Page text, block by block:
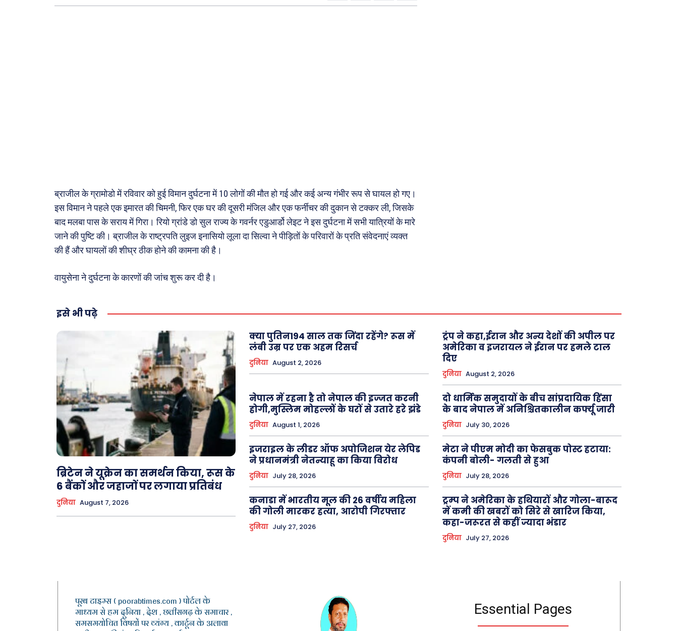
पर्यटन
जानकारी
Tech
Laptops
स्वास्थ्य
कैरियर और शिक्षा
महिला जगत
About Us
ब्राजील के ग्रामोडो में रविवार को हुई विमान दुर्घटना में 10 लोगों की मौत हो गई और कई अन्य गंभीर रूप से घायल हो गए।
इस विमान ने पहले एक इमारत की चिमनी, फिर एक घर की दूसरी मंजिल और एक फर्नीचर की दुकान से टक्कर ली, जिसके
बाद मलबा पास के सराय में गिरा। रियो ग्रांडे डो सुल राज्य के गवर्नर एडुआर्डो लेइट ने इस दुर्घटना में सभी यात्रियों के मारे
जाने की पुष्टि की। ब्राजील के राष्ट्रपति लुइज इनासियो लूला दा सिल्वा ने पीड़ितों के परिवारों के प्रति संवेदनाएं व्यक्त
की हैं और घायलों की शीघ्र ठीक होने की कामना की है।
वायुसेना ने दुर्घटना के कारणों की जांच शुरू कर दी है।
इसे भी पढ़े
ब्रिटेन ने यूक्रेन का समर्थन किया, रूस के
6 बैंकों और जहाजों पर लगाया प्रतिबंध
दुनिया August 7, 2026
क्या पुतिन194 साल तक जिंदा रहेंगे? रूस में
लंबी उम्र पर एक अहम रिसर्च
दुनिया August 2, 2026
ट्रंप ने कहा,ईरान और अन्य देशों की अपील पर
अमेरिका व इजरायल ने ईरान पर हमले टाल
दिए
दुनिया August 2, 2026
नेपाल में रहना है तो नेपाल की इज्जत करनी
होगी,मुस्लिम मोहल्लों के घरों से उतारे हरे झंडे
दुनिया August 1, 2026
दो धार्मिक समुदायों के बीच सांप्रदायिक हिंसा
के बाद नेपाल में अनिश्चितकालीन कर्फ्यू जारी
दुनिया July 30, 2026
इजराइल के लीडर ऑफ अपोजिशन येर लेपिड
ने प्रधानमंत्री नेतन्याहू का किया विरोध
दुनिया July 28, 2026
मेटा ने पीएम मोदी का फेसबुक पोस्ट हटाया:
कंपनी बोली- गलती से हुआ
दुनिया July 28, 2026
कनाडा में भारतीय मूल की 26 वर्षीय महिला
की गोली मारकर हत्या, आरोपी गिरफ्तार
दुनिया July 27, 2026
ट्रम्प ने अमेरिका के हथियारों और गोला-बारूद
में कमी की खबरों को सिरे से खारिज किया,
कहा-जरूरत से कहीं ज्यादा भंडार
दुनिया July 27, 2026
पूरब टाइम्स ( poorabtimes.com ) पोर्टल के
माध्यम से हम दुनिया , देश , छत्तीसगढ़ के समाचार ,
समसमयोचित विषयों पर व्यंग्य , कार्टून के अलावा
Essential Pages